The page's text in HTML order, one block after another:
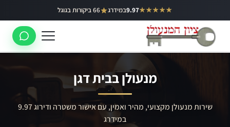
לתוכן
★★★★★
9.97במידרג 66 ביקורות בגוגל באר יעקב
ראשון לציון
רמלה
מנעולן בבית דגן
שירות מנעולן מקצועי, מהיר ואמין, עם אישור משטרה ודירוג 9.97
במידרג